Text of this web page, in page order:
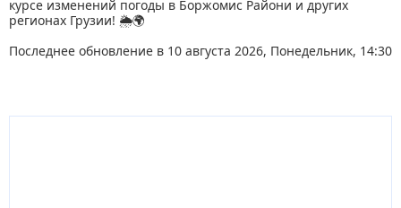
курсе изменений погоды в Боржомис Райони и других
регионах Грузии! 🌦🌍
Последнее обновление в 10 августа 2026, Понедельник, 14:30